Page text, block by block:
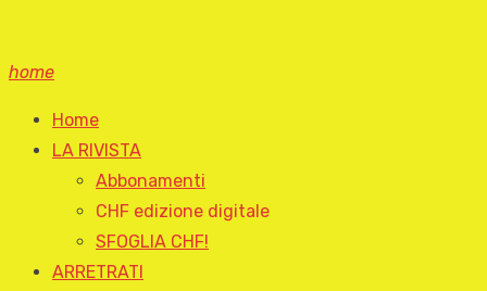
home
Home
LA RIVISTA
Abbonamenti
CHF edizione digitale
SFOGLIA CHF!
ARRETRATI